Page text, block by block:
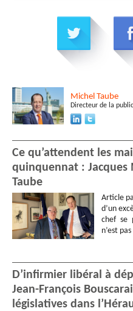
Michel Taube
Directeur de la
Ce qu’attendent les
quinquennat : Jacques
Taube
Article
d’un
chef se
n’est
D’infirmier libéral à
Jean-François
législatives dans